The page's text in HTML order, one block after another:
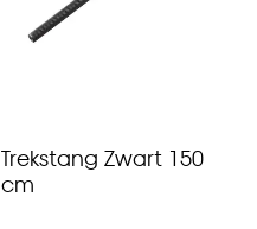
Trekstang Zwart 150
cm